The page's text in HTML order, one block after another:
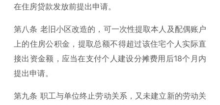
在住房贷款发放前提出申请。
第八条 老旧小区改造的，可一次性提取本人及配偶账户
上的住房公积金，提取总额不得超过该住宅个人实际直
接出资金额，应当在支付个人建设分摊费用后18个月内
提出申请。
第九条 职工与单位终止劳动关系，又未建立新的劳动关